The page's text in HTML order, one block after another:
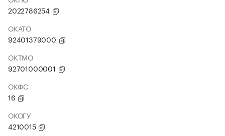
2022786254
ОКАТО
92401379000
ОКТМО
92701000001
ОКФС
16
ОКОГУ
4210015